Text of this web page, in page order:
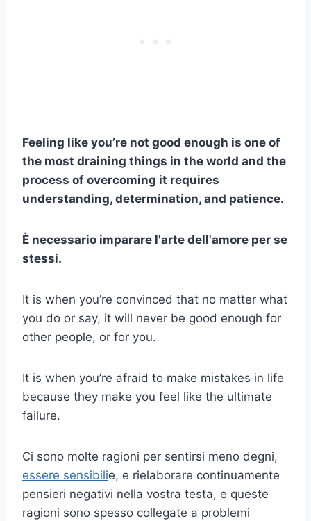
Feeling like you’re not good enough is one of
the most draining things in the world and the
process of overcoming it requires
understanding, determination, and patience.
È necessario imparare l'arte dell'amore per se
stessi.
It is when you’re convinced that no matter what
you do or say, it will never be good enough for
other people, or for you.
It is when you’re afraid to make mistakes in life
because they make you feel like the ultimate
failure.
Ci sono molte ragioni per sentirsi meno degni,
essere sensibilie, e rielaborare continuamente
pensieri negativi nella vostra testa, e queste
ragioni sono spesso collegate a problemi